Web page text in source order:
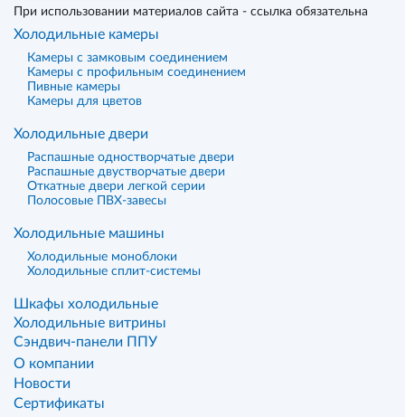
При использовании материалов сайта - ссылка обязательна
Холодильные камеры
Камеры с замковым соединением
Камеры с профильным соединением
Пивные камеры
Камеры для цветов
Холодильные двери
Распашные одностворчатые двери
Распашные двустворчатые двери
Откатные двери легкой серии
Полосовые ПВХ-завесы
Холодильные машины
Холодильные моноблоки
Холодильные сплит-системы
Шкафы холодильные
Холодильные витрины
Сэндвич-панели ППУ
О компании
Новости
Сертификаты